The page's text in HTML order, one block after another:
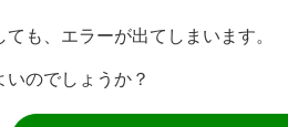
も、エラーが出てしまいます。
のでしょうか？